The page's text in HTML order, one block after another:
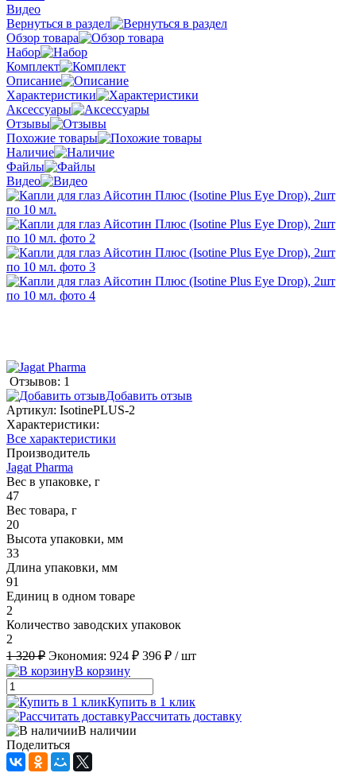
Видео
Вернуться в раздел
Обзор товара
Набор
Комплект
Описание
Характеристики
Аксессуары
Отзывы
Похожие товары
Наличие
Файлы
Видео
Отзывов: 1
Добавить отзыв
Артикул: IsotinePLUS-2
Характеристики:
Все характеристики
Производитель
Jagat Pharma
Вес в упаковке, г
47
Вес товара, г
20
Высота упаковки, мм
33
Длина упаковки, мм
91
Единиц в одном товаре
2
Количество заводских упаковок
2
1 320 ₽ Экономия: 924 ₽ 396 ₽ / шт
В корзину
Купить в 1 клик
Рассчитать доставку
В наличии
Поделиться